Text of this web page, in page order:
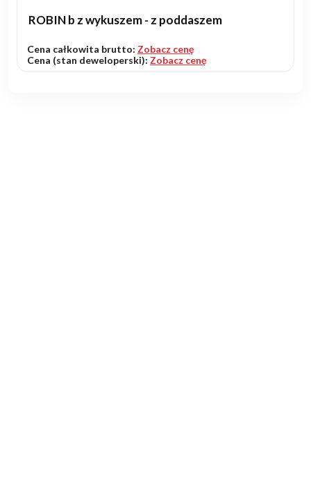
ROBIN b z wykuszem - z poddaszem
Cena całkowita brutto: Zobacz cenę
Cena (stan deweloperski): Zobacz cenę